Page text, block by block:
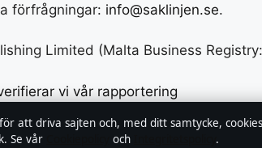
förfrågningar: info@saklinjen.se.
Limited (Malta Business
vi vår rapportering
att driva sajten och, med ditt samtycke,
Se vår
och .